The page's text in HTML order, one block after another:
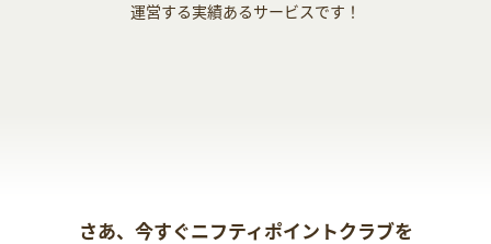
運営する実績あるサービスです！
さあ、今すぐニフティポイントクラブを